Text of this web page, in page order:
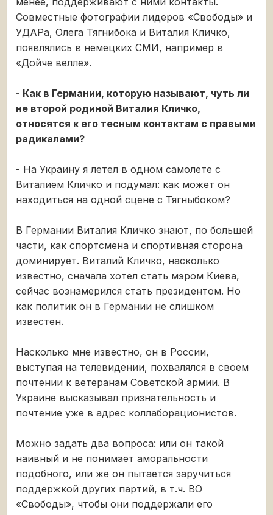
Совместные фотографии лидеров «Свободы» и
УДАРа, Олега Тягнибока и Виталия Кличко,
появлялись в немецких СМИ, например в
«Дойче велле».
- Как в Германии, которую называют, чуть ли
не второй родиной Виталия Кличко,
относятся к его тесным контактам с правыми
радикалами?
- На Украину я летел в одном самолете с
Виталием Кличко и подумал: как может он
находиться на одной сцене с Тягныбоком?
В Германии Виталия Кличко знают, по большей
части, как спортсмена и спортивная сторона
доминирует. Виталий Кличко, насколько
известно, сначала хотел стать мэром Киева,
сейчас вознамерился стать президентом. Но
как политик он в Германии не слишком
известен.
Насколько мне известно, он в России,
выступая на телевидении, похвалялся в своем
почтении к ветеранам Советской армии. В
Украине высказывал признательность и
почтение уже в адрес коллаборационистов.
Можно задать два вопроса: или он такой
наивный и не понимает аморальности
подобного, или же он пытается заручиться
поддержкой других партий, в т.ч. ВО
«Свободы», чтобы они поддержали его